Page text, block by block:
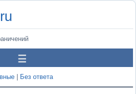
Без ответа